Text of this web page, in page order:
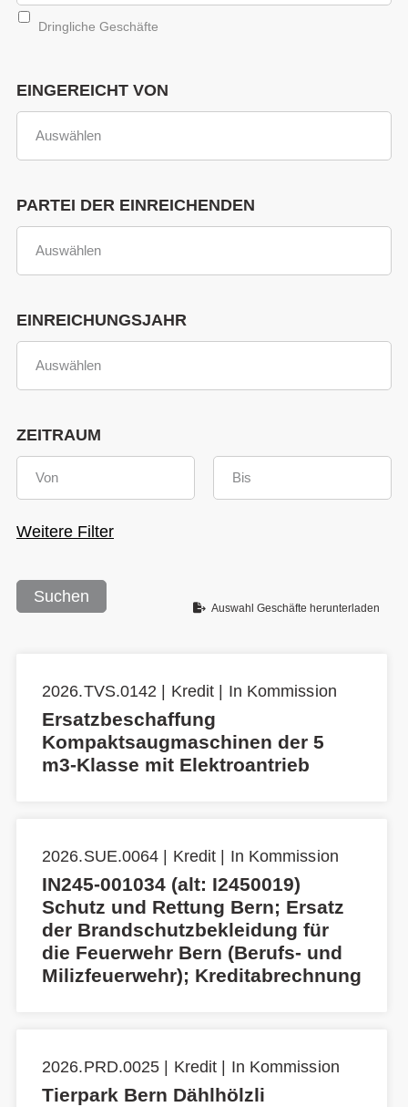
Dringliche Geschäfte
EINGEREICHT VON
PARTEI DER EINREICHENDEN
EINREICHUNGSJAHR
ZEITRAUM
Weitere Filter
Suchen
Auswahl Geschäfte herunterladen
2026.TVS.0142 | Kredit | In Kommission
Ersatzbeschaffung
Kompaktsaugmaschinen der 5
m3-Klasse mit Elektroantrieb
2026.SUE.0064 | Kredit | In Kommission
IN245-001034 (alt: I2450019)
Schutz und Rettung Bern; Ersatz
der Brandschutzbekleidung für
die Feuerwehr Bern (Berufs- und
Milizfeuerwehr); Kreditabrechnung
2026.PRD.0025 | Kredit | In Kommission
Tierpark Bern Dählhölzli